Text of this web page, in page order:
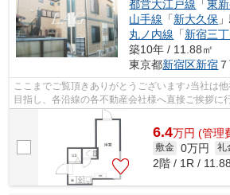
都営大江戸線 「東
山手線 「新大久保
丸ノ内線 「新宿三丁
築10年 / 11.88㎡
東京都新宿区新宿
ここまでご覧頂きありがとうございます♪当社は
目指し、各沿線の各不動産会社様へ直接ご挨拶に
様へ提供しております！最新の情報は...
6.4万円 (管理
敷金 0万円 礼
2階 / 1R /